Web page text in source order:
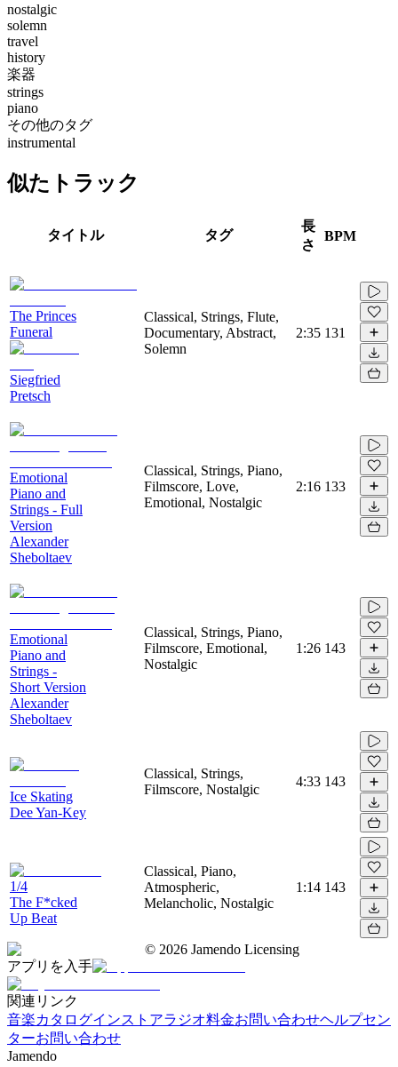
nostalgic
solemn
travel
history
楽器
strings
piano
その他のタグ
instrumental
似たトラック
タイトル タグ
長
さ
BPM
The Princes
Funeral
Siegfried
Pretsch
Classical, Strings, Flute,
Documentary, Abstract,
Solemn
2:35 131
Emotional
Piano and
Strings - Full
Version
Alexander
Sheboltaev
Classical, Strings, Piano,
Filmscore, Love,
Emotional, Nostalgic
2:16 133
Emotional
Piano and
Strings -
Short Version
Alexander
Sheboltaev
Classical, Strings, Piano,
Filmscore, Emotional,
Nostalgic
1:26 143
Ice Skating
Dee Yan-Key
Classical, Strings,
Filmscore, Nostalgic
4:33 143
1/4
The F*cked
Up Beat
Classical, Piano,
Atmospheric,
Melancholic, Nostalgic
1:14 143
© 2026 Jamendo Licensing
アプリを入手
関連リンク
音楽カタログインストアラジオ料金お問い合わせヘルプセン
ターお問い合わせ
Jamendo